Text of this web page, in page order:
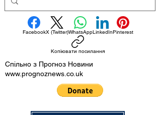
FacebookX (Twitter)WhatsAppLinkedInPinterest
Копіювати посилання
Спільно з Прогноз Новини
www.prognoznews.co.uk